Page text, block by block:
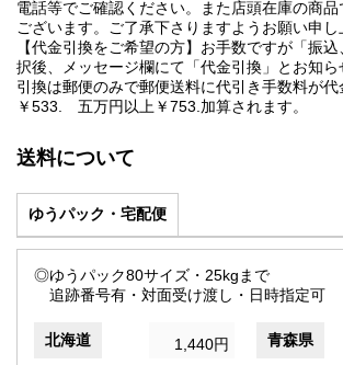
電話等でご確認ください。また店頭在庫の商品
ございます。ご了承下さりますようお願い申し
【代金引換をご希望の方】お手数ですが「振
択後、メッセージ欄にて「代金引換」とお知
引換は郵便のみで郵便送料に代引き手数料が
￥533. 五万円以上￥753.加算されます。
送料について
ゆうパック・宅配便
◎ゆうパック80サイズ・25kgまで
追跡番号有・対面受け渡し・日時指定可
北海道 1,440円 青森県